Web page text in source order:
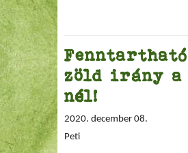
zöld irány
nél!
2020. december 08.
Peti